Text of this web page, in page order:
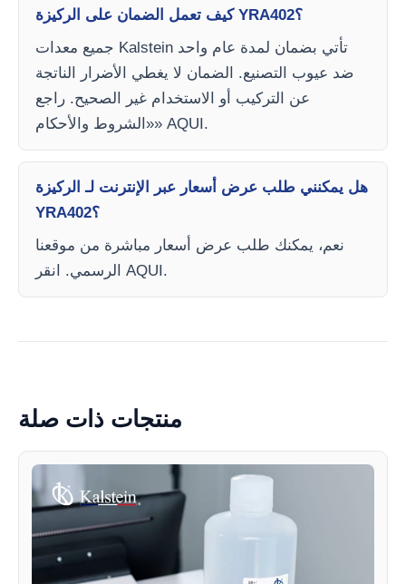
كيف تعمل الضمان على الركيزة YRA402؟
جميع معدات Kalstein تأتي بضمان لمدة عام واحد
ضد عيوب التصنيع. الضمان لا يغطي الأضرار الناتجة
عن التركيب أو الاستخدام غير الصحيح. راجع
«الشروط والأحكام» AQUI.
هل يمكنني طلب عرض أسعار عبر الإنترنت لـ الركيزة
YRA402؟
نعم، يمكنك طلب عرض أسعار مباشرة من موقعنا
الرسمي. انقر AQUI.
منتجات ذات صلة